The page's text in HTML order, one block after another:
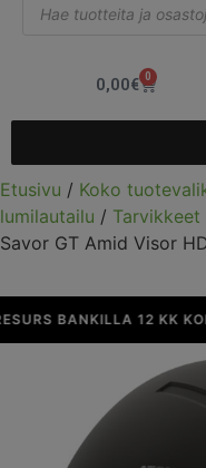
0,00€ 0
Etusivu / Koko
lumilautailu / Tarvikkeet
Savor GT Amid Visor
BANKILLA 12 KK